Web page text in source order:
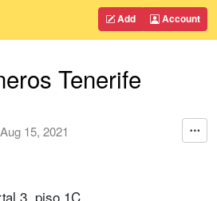
Add Account
Tenerife
Aug 15, 2021
3, piso 1C,